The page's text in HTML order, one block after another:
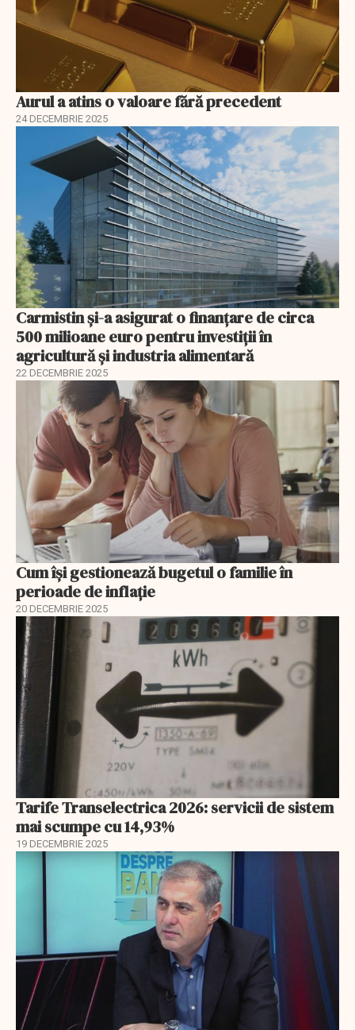
Aurul a atins o valoare fără precedent
24 DECEMBRIE 2025
Carmistin și-a asigurat o finanțare de circa
500 milioane euro pentru investiții în
agricultură și industria alimentară
22 DECEMBRIE 2025
Cum își gestionează bugetul o familie în
perioade de inflație
20 DECEMBRIE 2025
Tarife Transelectrica 2026: servicii de sistem
mai scumpe cu 14,93%
19 DECEMBRIE 2025